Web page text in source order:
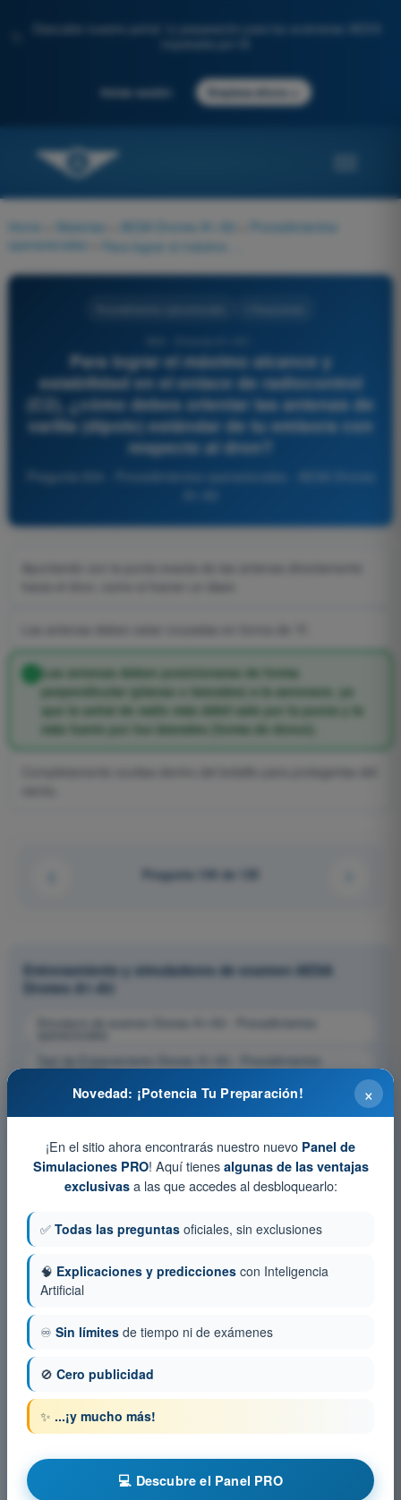
Descubre nuestro portal: tu preparación para los exámenes AESA
Iniciar sesión Empieza ahora
Home Materias AESA Drones A1-A3
Procedimientos
operacionales
Para lograr el máximo alcance y
estabilidad en el enlace de radiocontrol
(C2), ¿cómo debes orientar las antenas de
varilla (dipolo) estándar de tu emisora con
respecto al dron?
Pregunta 834 - Procedimientos operacionales - AESA Drones
Las antenas deben posicionarse de forma
perpendicular (planas o laterales) a la aeronave, ya
que la señal de radio más débil sale por la punta y la
más fuerte por los laterales (forma de donut).
Pregunta 104 de 120
Entrenamiento y simuladores de examen AESA
Drones A1-A3
Simulacro de examen Drones A1-A3 - Procedimientos
Test de Entrenamiento Drones A1-A3 - Procedimientos
operacionales
Examen en PDF Drones A1-A3 - Procedimientos
×
Novedad: ¡Potencia Tu Preparación!
¡En el sitio ahora encontrarás nuestro nuevo Panel de
Simulaciones PRO! Aquí tienes algunas de las ventajas
exclusivasa las que accedes al desbloquearlo:
✅ Todas las preguntas oficiales, sin exclusiones
🧠 Explicaciones y predicciones con Inteligencia
Artificial
♾️ Sin límites de tiempo ni de exámenes
🚫 Cero publicidad
✨ ...¡y mucho más!
💻 Descubre el Panel PRO